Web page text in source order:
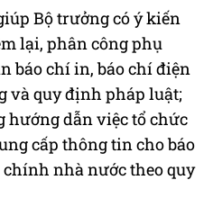
Bộ trưởng có ý kiến
lại, phân công phụ
báo chí in, báo chí điện
và quy định pháp luật;
hướng dẫn việc tổ chức
cấp thông tin cho báo
nhà nước theo quy